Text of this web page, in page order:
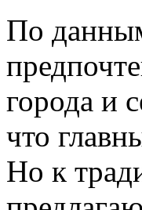
По
города и
что
Но к